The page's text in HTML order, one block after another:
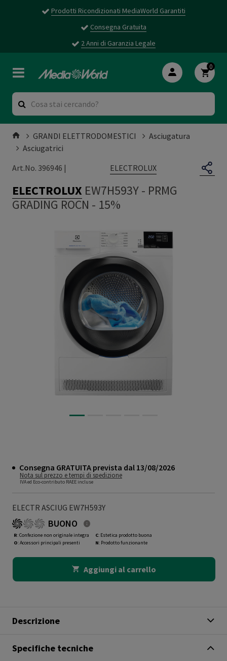
Prodotti Ricondizionati MediaWorld Garantiti
Consegna Gratuita
2 Anni di Garanzia Legale
0
GRANDI ELETTRODOMESTICI
Asciugatura
Asciugatrici
Art.No. 396946 |
ELECTROLUX
ELECTROLUX EW7H593Y- PRMG
GRADING ROCN - 15%
Consegna GRATUITA prevista dal 13/08/2026
Nota sul prezzo e tempi di spedizione
IVA ed Eco-contributo RAEE incluse
ELECTR ASCIUG EW7H593Y
BUONO
R: Confezione non originale integra
O: Accessori principali presenti
C: Estetica prodotto buona
N: Prodotto funzionante
Aggiungi al carrello
Descrizione
Specifiche tecniche